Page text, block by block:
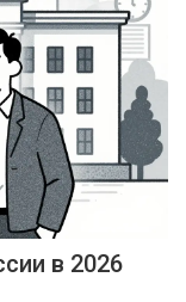
в 2026